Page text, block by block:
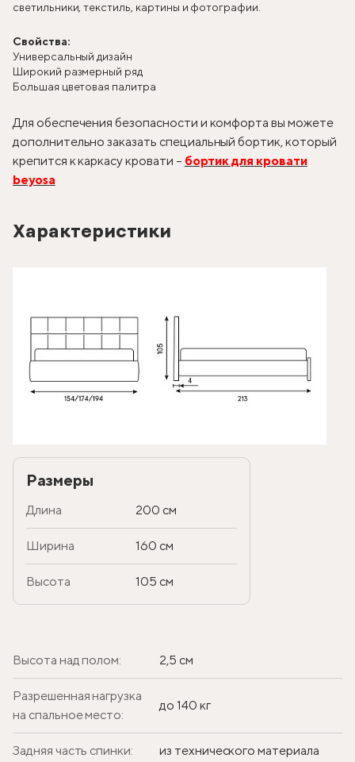
светильники, текстиль, картины и фотографии.
Свойства:
Универсальный дизайн
Широкий размерный ряд
Большая цветовая палитра
Для обеспечения безопасности и комфорта вы можете
дополнительно заказать специальный бортик, который
крепится к каркасу кровати – бортик для кровати
beyosa
Характеристики
Размеры
Длина 200 см
Ширина 160 см
Высота 105 см
Высота над полом: 2,5 см
Разрешенная нагрузка
на спальное место:
до 140 кг
Задняя часть спинки: из технического материала